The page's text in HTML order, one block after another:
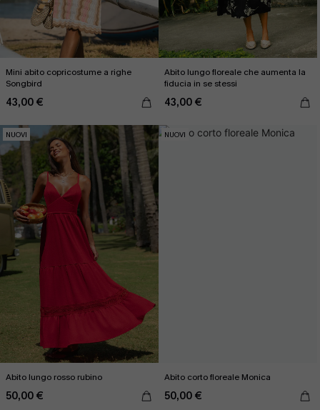
Mini abito copricostume a righe
Songbird
43,00 €
Abito lungo floreale che aumenta la
fiducia in se stessi
43,00 €
NUOVI
Abito lungo rosso rubino
50,00 €
NUOVI
Abito corto floreale Monica
50,00 €